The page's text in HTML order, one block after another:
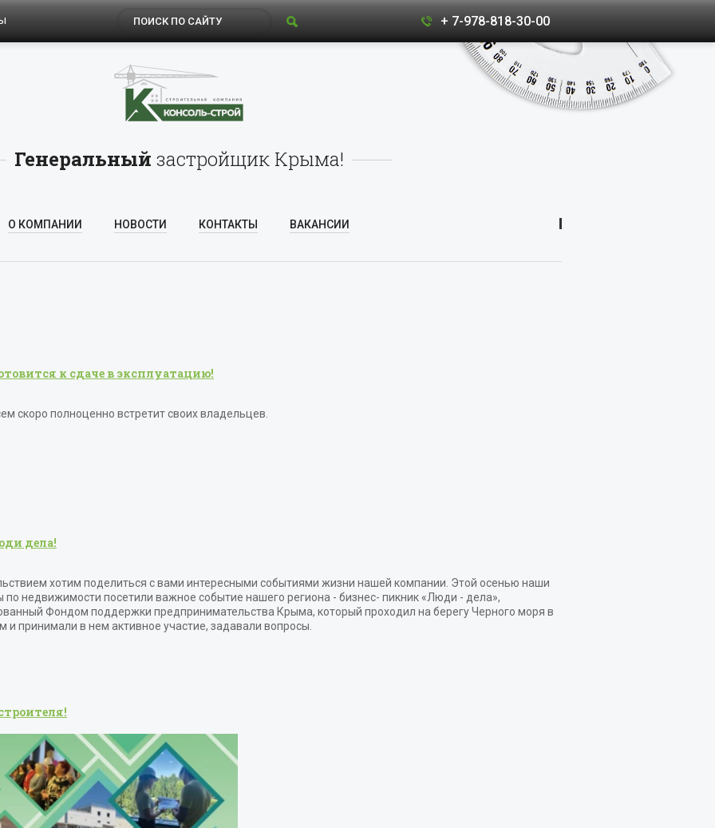
+ 7-978-818-30-00
Генеральный застройщик Крыма!
О КОМПАНИИ НОВОСТИ КОНТАКТЫ ВАКАНСИИ
к сдаче в эксплуатацию!
скоро полноценно встретит своих владельцев.
дела!
хотим поделиться с вами интересными событиями жизни нашей компании. Этой осенью наши
по недвижимости посетили важное событие нашего региона - бизнес- пикник «Люди - дела»,
Фондом поддержки предпринимательства Крыма, который проходил на берегу Черного моря в
и принимали в нем активное участие, задавали вопросы.